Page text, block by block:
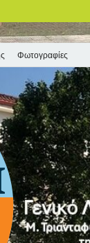
Φωτογραφίες